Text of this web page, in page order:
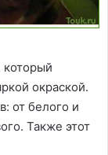
окраской.
от белого и
Также этот